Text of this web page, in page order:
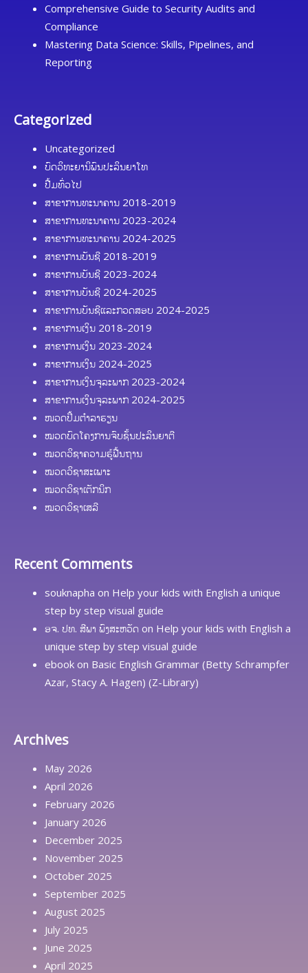
Comprehensive Guide to Security Audits and
Compliance
Mastering Data Science: Skills, Pipelines, and
Reporting
Categorized
Uncategorized
ບົດວິທະຍານິພົນປະລິນຍາໂທ
ປື້ມທົ່ວໄປ
ສາຂາການທະນາຄານ 2018-2019
ສາຂາການທະນາຄານ 2023-2024
ສາຂາການທະນາຄານ 2024-2025
ສາຂາການບັນຊີ 2018-2019
ສາຂາການບັນຊີ 2023-2024
ສາຂາການບັນຊີ 2024-2025
ສາຂາການບັນຊີແລະກວດສອບ 2024-2025
ສາຂາການເງິນ 2018-2019
ສາຂາການເງິນ 2023-2024
ສາຂາການເງິນ 2024-2025
ສາຂາການເງິນຈຸລະພາກ 2023-2024
ສາຂາການເງິນຈຸລະພາກ 2024-2025
ໜວດປຶ້ມຕຳລາຮຽນ
ໝວດບົດໂຄງການຈົບຊັ້ນປະລິນຍາຕີ
ໝວດວິຊາຄວາມຮູ້ຟື້ນຖານ
ໝວດວິຊາສະເພາະ
ໝວດວິຊາເຕັກນິກ
ໝວດວິຊາເສລີ
Recent Comments
souknapha on Help your kids with English a unique
step by step visual guide
ອຈ. ປທ. ສີພາ ພົງສະຫວັດ on Help your kids with English a
unique step by step visual guide
ebook on Basic English Grammar (Betty Schrampfer
Azar, Stacy A. Hagen) (Z-Library)
Archives
May 2026
April 2026
February 2026
January 2026
December 2025
November 2025
October 2025
September 2025
August 2025
July 2025
June 2025
April 2025